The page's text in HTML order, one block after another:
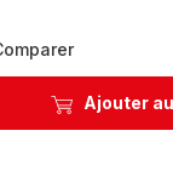
Perfectbake
moule
Ajouter